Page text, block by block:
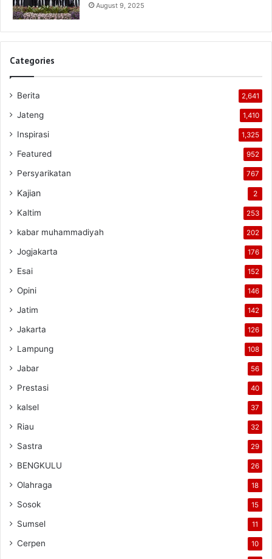
August 9, 2025
Categories
Berita 2,641
Jateng 1,410
Inspirasi 1,325
Featured 952
Persyarikatan 767
Kajian 2
Kaltim 253
kabar muhammadiyah 202
Jogjakarta 176
Esai 152
Opini 146
Jatim 142
Jakarta 126
Lampung 108
Jabar 56
Prestasi 40
kalsel 37
Riau 32
Sastra 29
BENGKULU 26
Olahraga 18
Sosok 15
Sumsel 11
Cerpen 10